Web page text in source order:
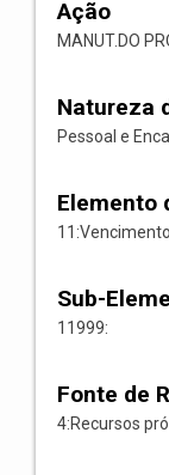
Ação
MANUT.DO
Natureza
Pessoal e
Elemento
Sub-
11999:
Fonte de
4:Recursos